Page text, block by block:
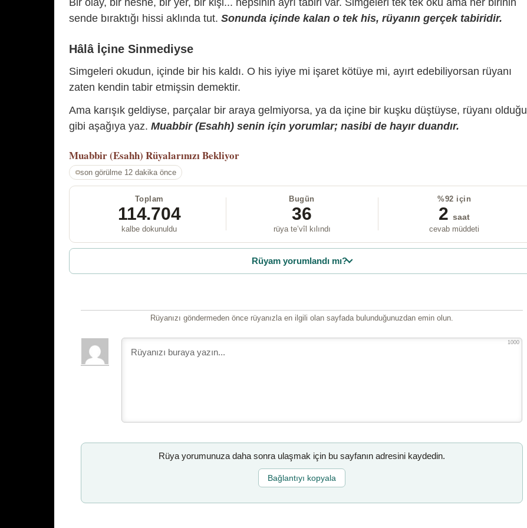
sende bıraktığı hissi aklında tut. Sonunda içinde kalan o tek his, rüyanın gerçek tabiridir.
Hâlâ İçine Sinmediyse
Simgeleri okudun, içinde bir his kaldı. O his iyiye mi işaret kötüye mi, ayırt edebiliyorsan rüyanı
zaten kendin tabir etmişsin demektir.
Ama karışık geldiyse, parçalar bir araya gelmiyorsa, ya da içine bir kuşku düştüyse, rüyanı olduğu
gibi aşağıya yaz. Muabbir (Esahh) senin için yorumlar; nasibi de hayır duandır.
Muabbir (Esahh) Rüyalarınızı Bekliyor
son görülme 12 dakika önce
Toplam
114.704
kalbe dokunuldu
Bugün
36
rüya te’vîl kılındı
%92 için
2 saat
cevab müddeti
Rüyam yorumlandı mı?
Rüyanızı göndermeden önce rüyanızla en ilgili olan sayfada bulunduğunuzdan emin olun.
1000
Rüya yorumunuza daha sonra ulaşmak için bu sayfanın adresini kaydedin.
Bağlantıyı kopyala